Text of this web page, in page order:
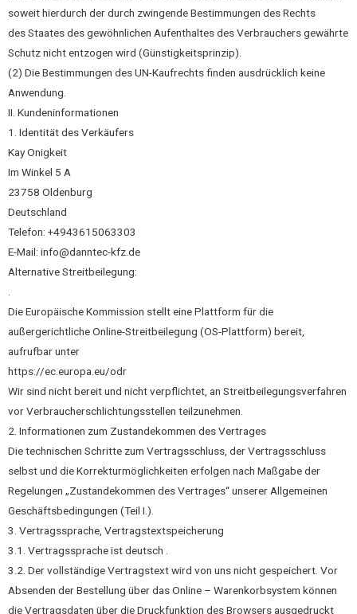
soweit hierdurch der durch zwingende Bestimmungen des Rechts
des Staates des gewöhnlichen Aufenthaltes des Verbrauchers gewährte
Schutz nicht entzogen wird (Günstigkeitsprinzip).
(2) Die Bestimmungen des UN-Kaufrechts finden ausdrücklich keine
Anwendung.
II. Kundeninformationen
1. Identität des Verkäufers
Kay Onigkeit
Im Winkel 5 A
23758 Oldenburg
Deutschland
Telefon: +4943615063303
E-Mail: info@danntec-kfz.de
Alternative Streitbeilegung:
Die Europäische Kommission stellt eine Plattform für die
außergerichtliche Online-Streitbeilegung (OS-Plattform) bereit,
aufrufbar unter
https://ec.europa.eu/odr
Wir sind nicht bereit und nicht verpflichtet, an Streitbeilegungsverfahren
vor Verbraucherschlichtungsstellen teilzunehmen.
2. Informationen zum Zustandekommen des Vertrages
Die technischen Schritte zum Vertragsschluss, der Vertragsschluss
selbst und die Korrekturmöglichkeiten erfolgen nach Maßgabe der
Regelungen „Zustandekommen des Vertrages“ unserer Allgemeinen
Geschäftsbedingungen (Teil I.).
3. Vertragssprache, Vertragstextspeicherung
3.1. Vertragssprache ist deutsch .
3.2. Der vollständige Vertragstext wird von uns nicht gespeichert. Vor
Absenden der Bestellung über das Online – Warenkorbsystem können
die Vertragsdaten über die Druckfunktion des Browsers ausgedruckt